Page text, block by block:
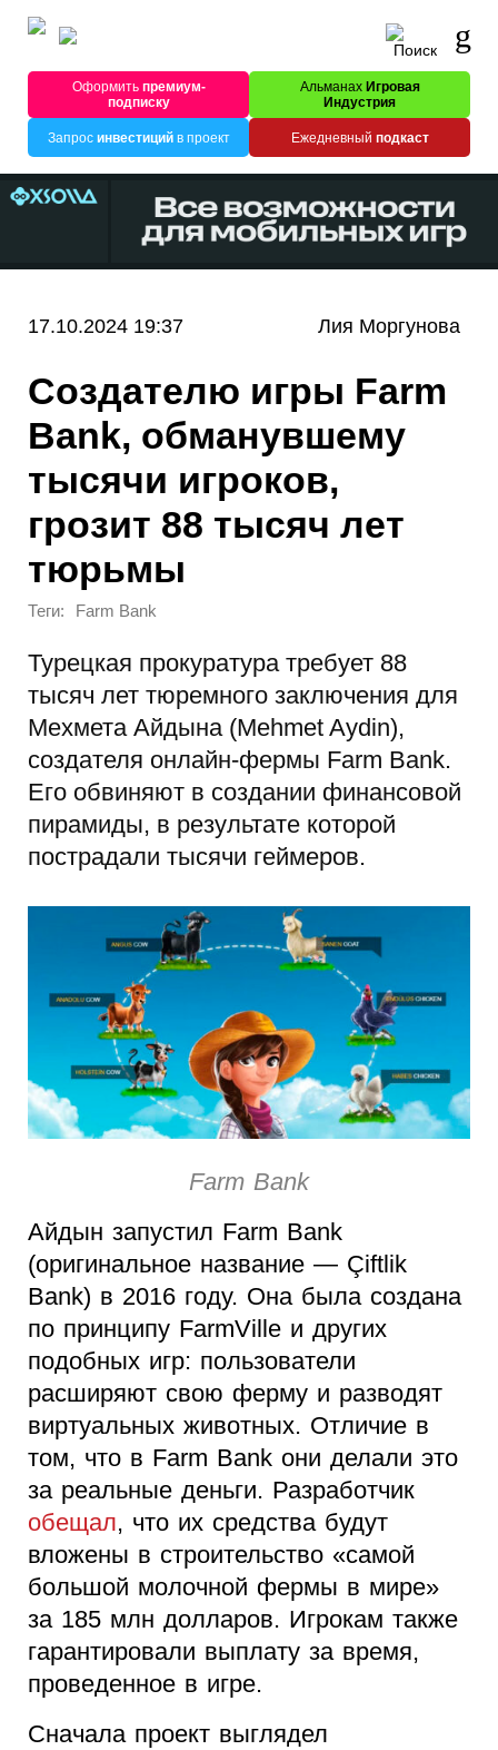
Оформитьпремиум-
подписку
Альманах Игровая
Индустрия
Запрос инвестицийв проект Ежедневный подкаст
17.10.2024 19:37 Лия Моргунова
Создателю игры Farm
Bank, обманувшему
тысячи игроков,
грозит 88 тысяч лет
тюрьмы
Теги: Farm Bank
Турецкая прокуратура требует 88
тысяч лет тюремного заключения для
Мехмета Айдына (Mehmet Aydin),
создателя онлайн-фермы Farm Bank.
Его обвиняют в создании финансовой
пирамиды, в результате которой
пострадали тысячи геймеров.
Farm Bank
Айдын запустил Farm Bank
(оригинальное название — Çiftlik
Bank) в 2016 году. Она была создана
по принципу FarmVille и других
подобных игр: пользователи
расширяют свою ферму и разводят
виртуальных животных. Отличие в
том, что в Farm Bank они делали это
за реальные деньги. Разработчик
обещал, что их средства будут
вложены в строительство «самой
большой молочной фермы в мире»
за 185 млн долларов. Игрокам также
гарантировали выплату за время,
проведенное в игре.
Сначала проект выглядел